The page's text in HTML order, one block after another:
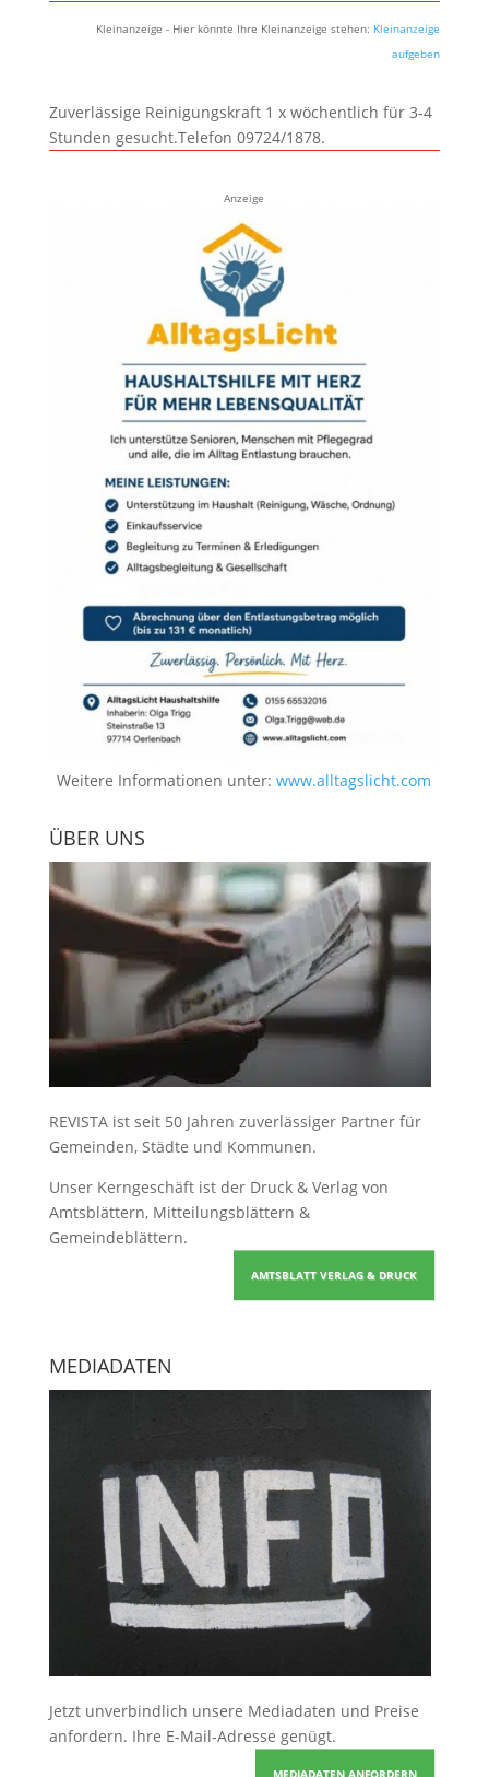
Kleinanzeige - Hier könnte Ihre Kleinanzeige stehen: Kleinanzeige
aufgeben
Zuverlässige Reinigungskraft 1 x wöchentlich für 3-4
Stunden gesucht.Telefon 09724/1878.
Anzeige
Weitere Informationen unter:www.alltagslicht.com
ÜBER UNS
REVISTA ist seit 50 Jahren zuverlässiger Partner für
Gemeinden, Städte und Kommunen.
Unser Kerngeschäft ist der Druck & Verlag von
Amtsblättern, Mitteilungsblättern &
Gemeindeblättern.
AMTSBLATT VERLAG & DRUCK
MEDIADATEN
Jetzt unverbindlich unsere Mediadaten und Preise
anfordern. Ihre E-Mail-Adresse genügt.